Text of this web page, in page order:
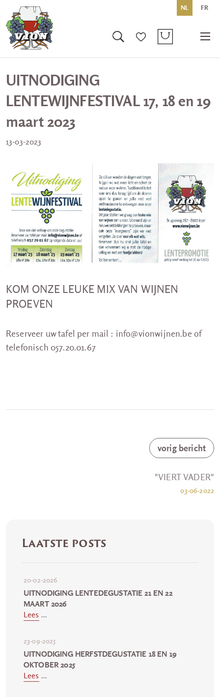
NL FR
UITNODIGING
LENTEWIJNFESTIVAL 17, 18 en 19
maart 2023
13-03-2023
KOM ONZE LEUKE MIX VAN WIJNEN
PROEVEN
Reserveer uw tafel per mail : info@vionwijnen.be of
telefonisch 057.20.01.67
vorig bericht
"VIERT VADER"
03-06-2022
Laatste posts
20-02-2026
UITNODIGING LENTEDEGUSTATIE 21 EN 22
MAART 2026
Lees ...
23-09-2025
UITNODIGING HERFSTDEGUSTATIE 18 EN 19
OKTOBER 2025
Lees ...